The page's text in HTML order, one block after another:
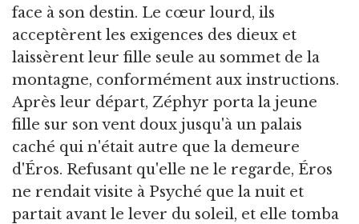
face à son destin. Le cœur lourd, ils
acceptèrent les exigences des dieux et
laissèrent leur fille seule au sommet de la
montagne, conformément aux instructions.
Après leur départ, Zéphyr porta la jeune
fille sur son vent doux jusqu'à un palais
caché qui n'était autre que la demeure
d'Éros. Refusant qu'elle ne le regarde, Éros
ne rendait visite à Psyché que la nuit et
partait avant le lever du soleil, et elle tomba